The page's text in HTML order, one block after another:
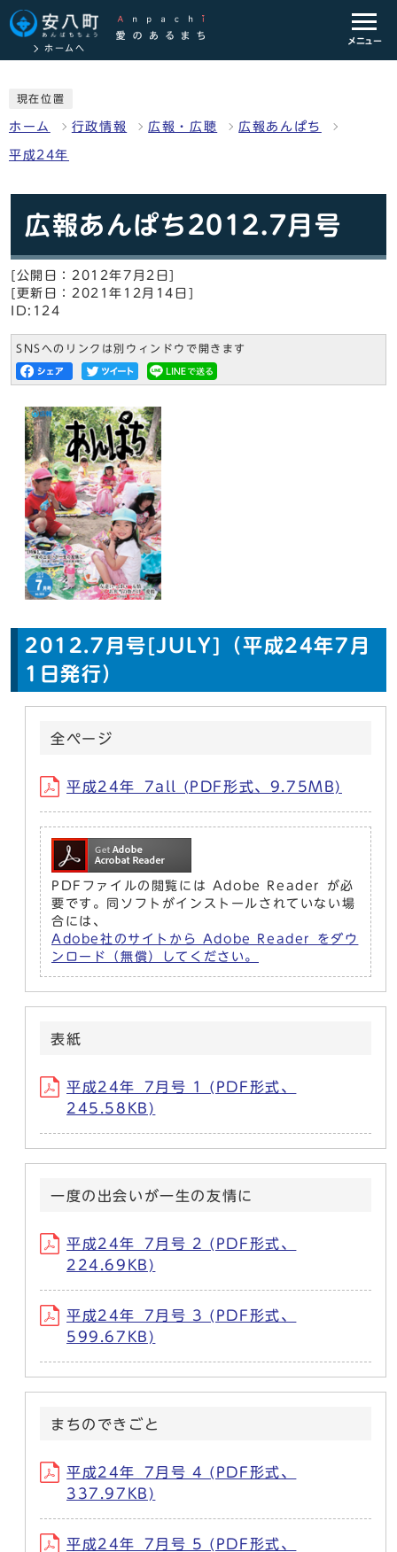
ホームへ
メニュー
現在位置
ホーム 行政情報 広報・広聴 広報あんぱち
平成24年
広報あんぱち2012.7月号
[公開日：2012年7月2日]
[更新日：2021年12月14日]
ID:124
SNSへのリンクは別ウィンドウで開きます
2012.7月号[JULY]（平成24年7月
1日発行）
全ページ
平成24年_7all (PDF形式、9.75MB)
PDFファイルの閲覧には Adobe Reader が必
要です。同ソフトがインストールされていない場
合には、
Adobe社のサイトから Adobe Reader をダウ
ンロード（無償）してください。
表紙
平成24年_7月号 1 (PDF形式、
245.58KB)
一度の出会いが一生の友情に
平成24年_7月号 2 (PDF形式、
224.69KB)
平成24年_7月号 3 (PDF形式、
599.67KB)
まちのできごと
平成24年_7月号 4 (PDF形式、
337.97KB)
平成24年_7月号 5 (PDF形式、